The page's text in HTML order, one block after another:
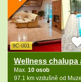
9C-001
Max. 10 osob
97.1 km vzdušně od